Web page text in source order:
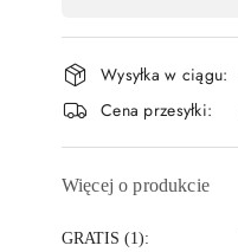
płatność
i
dostawa
Wysyłka w ciągu:
Cena przesyłki:
Więcej o produkcie
GRATIS (1):